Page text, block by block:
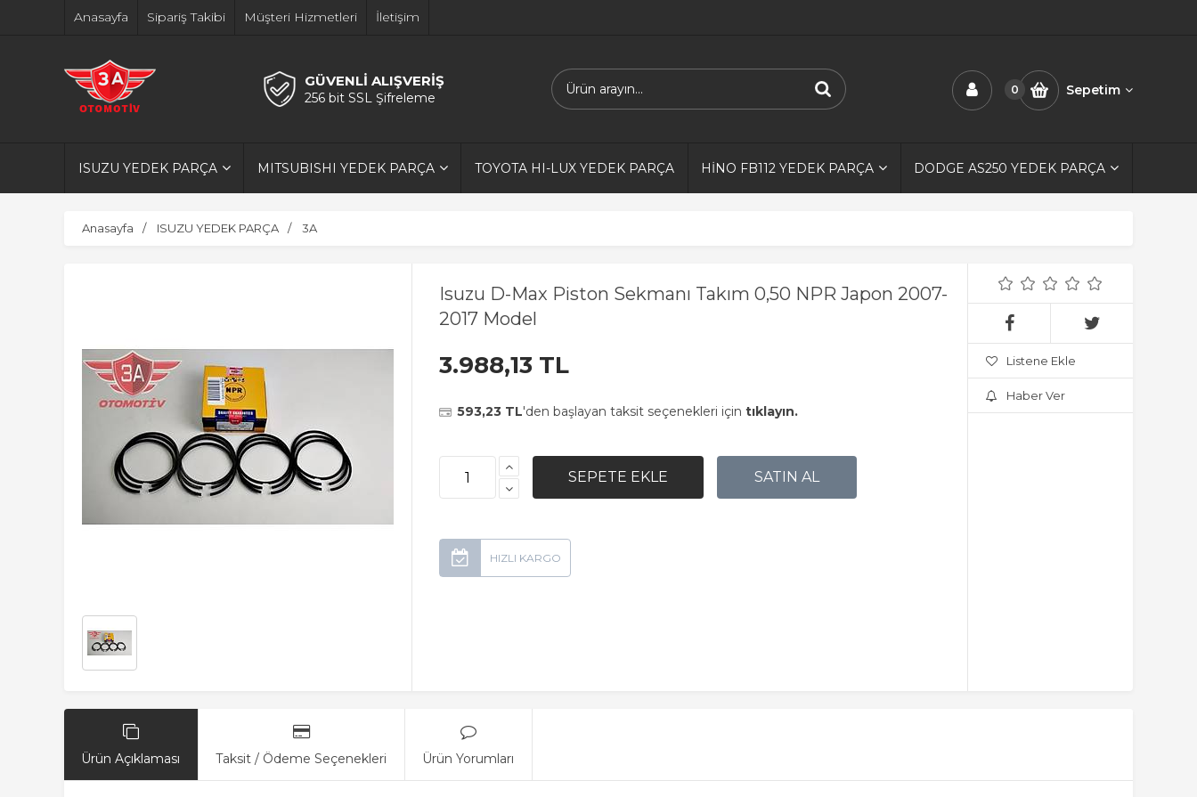
Anasayfa Sipariş Takibi Müşteri Hizmetleri İletişim
GÜVENLİ ALIŞVERİŞ
256 bit SSL Şifreleme
0 Sepetim
ISUZU YEDEK PARÇA MITSUBISHI YEDEK PARÇA TOYOTA HI-LUX YEDEK PARÇA HİNO FB112 YEDEK PARÇA DODGE AS250 YEDEK PARÇA
Anasayfa ISUZU YEDEK PARÇA 3A
Isuzu D-Max Piston Sekmanı Takım 0,50 NPR Japon 2007-
2017 Model
3.988,13 TL
593,23 TL'den başlayan taksit seçenekleri için tıklayın.
Listene Ekle
Haber Ver
Ürün Açıklaması Taksit / Ödeme Seçenekleri Ürün Yorumları